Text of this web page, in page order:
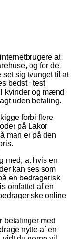
at
og for det
set sig tvunget til at
bedst i test
kvinder og mænd
uden betaling.
forbi flere
på Lakor
man er på den
med, at hvis en
kan ses som
en bedragerisk
omfattet af en
online
betalinger med
nytte af en